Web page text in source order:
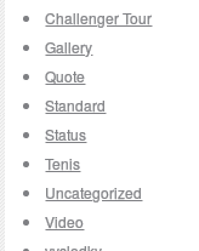
Challenger Tour
Gallery
Quote
Standard
Status
Tenis
Uncategorized
Video